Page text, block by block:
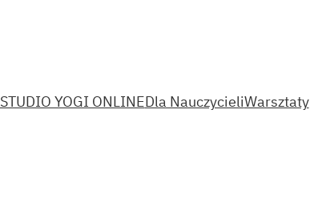
STUDIO YOGI ONLINEDla NauczycieliWarsztaty